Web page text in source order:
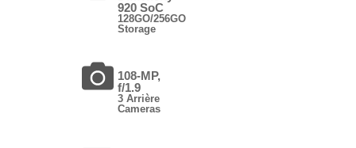
920 SoC
128GO/256GO
Storage
108-MP,
f/1.9
3 Arrière
Cameras